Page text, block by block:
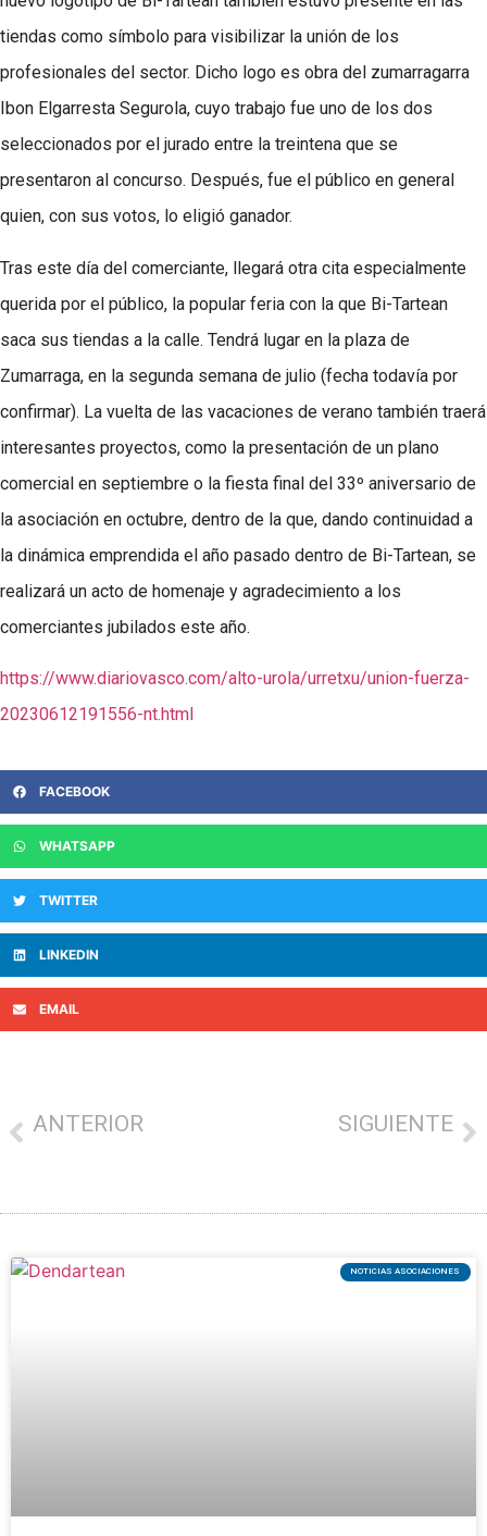
tiendas como símbolo para visibilizar la unión de los
profesionales del sector. Dicho logo es obra del zumarragarra
Ibon Elgarresta Segurola, cuyo trabajo fue uno de los dos
seleccionados por el jurado entre la treintena que se
presentaron al concurso. Después, fue el público en general
quien, con sus votos, lo eligió ganador.
Tras este día del comerciante, llegará otra cita especialmente
querida por el público, la popular feria con la que Bi-Tartean
saca sus tiendas a la calle. Tendrá lugar en la plaza de
Zumarraga, en la segunda semana de julio (fecha todavía por
confirmar). La vuelta de las vacaciones de verano también traerá
interesantes proyectos, como la presentación de un plano
comercial en septiembre o la fiesta final del 33º aniversario de
la asociación en octubre, dentro de la que, dando continuidad a
la dinámica emprendida el año pasado dentro de Bi-Tartean, se
realizará un acto de homenaje y agradecimiento a los
comerciantes jubilados este año.
https://www.diariovasco.com/alto-urola/urretxu/union-fuerza-
20230612191556-nt.html
FACEBOOK
WHATSAPP
TWITTER
LINKEDIN
EMAIL
ANTERIOR SIGUIENTE
NOTICIAS ASOCIACIONES